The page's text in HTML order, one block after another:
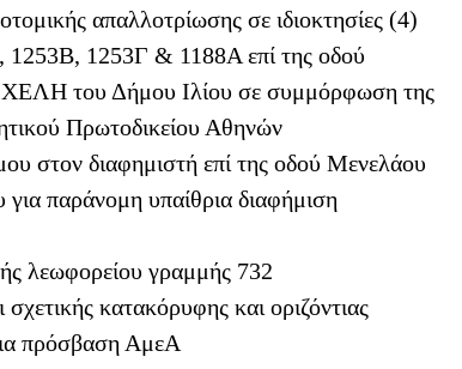
απαλλοτρίωσης σε ιδιοκτησίες (4)
1253Γ & 1188Α επί της οδού
του Δήμου Ιλίου σε συμμόρφωση της
Πρωτοδικείου Αθηνών
στον διαφημιστή επί της οδού Μενελάου
παράνομη υπαίθρια διαφήμιση
λεωφορείου γραμμής 732
κατακόρυφης και οριζόντιας
πρόσβαση ΑμεΑ